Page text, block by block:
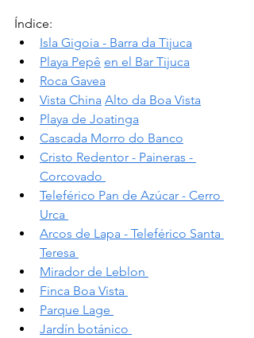
Índice:
Isla Gigoia - Barra da Tijuca
Playa Pepê en el Bar Tijuca
Roca Gavea
Vista China Alto da Boa Vista
Playa de Joatinga
Cascada Morro do Banco
Cristo Redentor - Paineras -
Corcovado
Teleférico Pan de Azúcar - Cerro
Urca
Arcos de Lapa - Teleférico Santa
Teresa
Mirador de Leblon
Finca Boa Vista
Parque Lage
Jardín botánico